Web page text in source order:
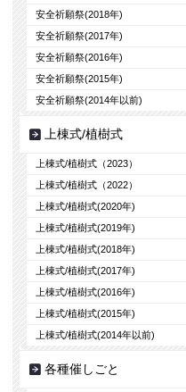
安全祈願祭(2018年)
安全祈願祭(2017年)
安全祈願祭(2016年)
安全祈願祭(2015年)
安全祈願祭(2014年以前)
上棟式/植樹式
上棟式/植樹式（2023）
上棟式/植樹式（2022）
上棟式/植樹式(2020年)
上棟式/植樹式(2019年)
上棟式/植樹式(2018年)
上棟式/植樹式(2017年)
上棟式/植樹式(2016年)
上棟式/植樹式(2015年)
上棟式/植樹式(2014年以前)
各種催しごと